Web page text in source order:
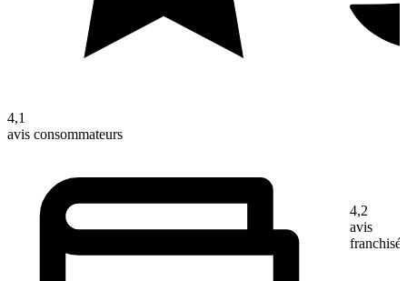
4,1
avis consommateurs
4,2
avis
franchisé